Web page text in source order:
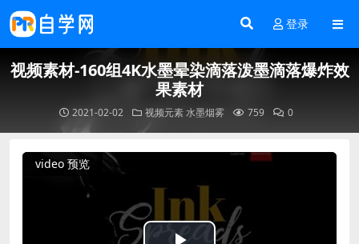
登录
视频素材-160组4K水墨晕染滴落泼墨滴落爆炸效
果素材
2021-02-02 视频元素水墨烟雾 759 0
video 预览